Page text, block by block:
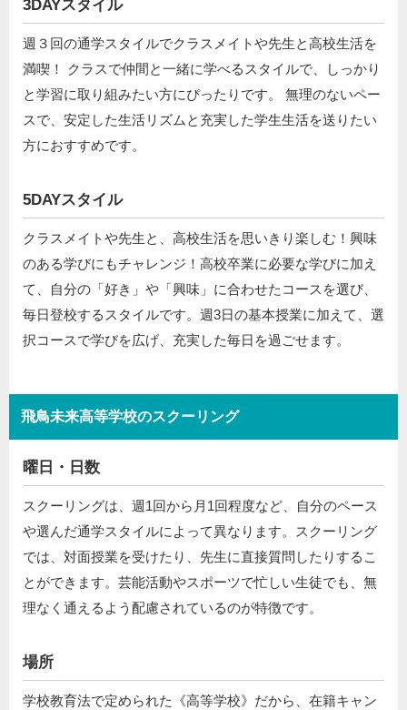
3DAYスタイル
週３回の通学スタイルでクラスメイトや先生と高校生活を
満喫！ クラスで仲間と一緒に学べるスタイルで、しっかり
と学習に取り組みたい方にぴったりです。 無理のないペー
スで、安定した生活リズムと充実した学生生活を送りたい
方におすすめです。
5DAYスタイル
クラスメイトや先生と、高校生活を思いきり楽しむ！興味
のある学びにもチャレンジ！高校卒業に必要な学びに加え
て、自分の「好き」や「興味」に合わせたコースを選び、
毎日登校するスタイルです。週3日の基本授業に加えて、選
択コースで学びを広げ、充実した毎日を過ごせます。
飛鳥未来高等学校のスクーリング
曜日・日数
スクーリングは、週1回から月1回程度など、自分のペース
や選んだ通学スタイルによって異なります。スクーリング
では、対面授業を受けたり、先生に直接質問したりするこ
とができます。芸能活動やスポーツで忙しい生徒でも、無
理なく通えるよう配慮されているのが特徴です。
場所
学校教育法で定められた《高等学校》だから、在籍キャン